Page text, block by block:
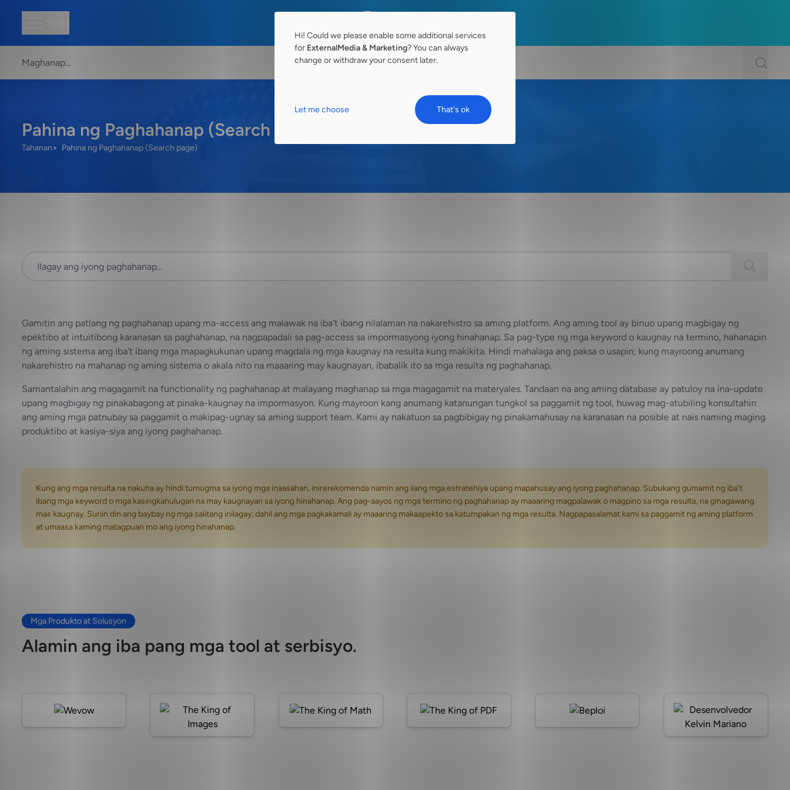
Pahina ng Paghahanap (Search page)
Tahanan Pahina ng Paghahanap (Search page)
Gamitin ang patlang ng paghahanap upang ma-access ang malawak na iba't ibang nilalaman na nakarehistro sa aming platform. Ang aming tool ay binuo upang magbigay ng
epektibo at intuitibong karanasan sa paghahanap, na nagpapadali sa pag-access sa impormasyong iyong hinahanap. Sa pag-type ng mga keyword o kaugnay na termino, hahanapin
ng aming sistema ang iba't ibang mga mapagkukunan upang magdala ng mga kaugnay na resulta kung makikita. Hindi mahalaga ang paksa o usapin; kung mayroong anumang
nakarehistro na mahanap ng aming sistema o akala nito na maaaring may kaugnayan, ibabalik ito sa mga resulta ng paghahanap.
Samantalahin ang magagamit na functionality ng paghahanap at malayang maghanap sa mga magagamit na materyales. Tandaan na ang aming database ay patuloy na ina-update
upang magbigay ng pinakabagong at pinaka-kaugnay na impormasyon. Kung mayroon kang anumang katanungan tungkol sa paggamit ng tool, huwag mag-atubiling konsultahin
ang aming mga patnubay sa paggamit o makipag-ugnay sa aming support team. Kami ay nakatuon sa pagbibigay ng pinakamahusay na karanasan na posible at nais naming maging
produktibo at kasiya-siya ang iyong paghahanap.
Kung ang mga resulta na nakuha ay hindi tumugma sa iyong mga inaasahan, inirerekomenda namin ang ilang mga estratehiya upang mapahusay ang iyong paghahanap. Subukang gumamit ng iba't
ibang mga keyword o mga kasingkahulugan na may kaugnayan sa iyong hinahanap. Ang pag-aayos ng mga termino ng paghahanap ay maaaring magpalawak o magpino sa mga resulta, na ginagawang
mas kaugnay. Suriin din ang baybay ng mga salitang inilagay, dahil ang mga pagkakamali ay maaaring makaapekto sa katumpakan ng mga resulta. Nagpapasalamat kami sa paggamit ng aming platform
at umaasa kaming matagpuan mo ang iyong hinahanap.
Mga Produkto at Solusyon
Alamin ang iba pang mga tool at serbisyo.
Hi! Could we please enable some additional services
for ExternalMedia & Marketing? You can always
change or withdraw your consent later.
Let me choose That's ok